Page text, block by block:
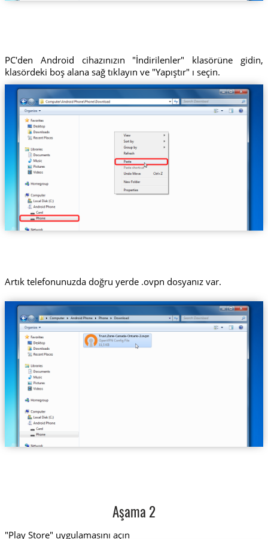
PC'den Android cihazınızın "İndirilenler" klasörüne gidin,
klasördeki boş alana sağ tıklayın ve "Yapıştır" ı seçin.
Artık telefonunuzda doğru yerde .ovpn dosyanız var.
Trust.Zone-Canada-Ontario-2.ovpn
Aşama 2
"Play Store" uygulamasını açın